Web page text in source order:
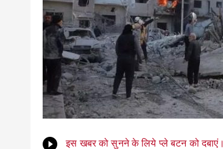
इस खबर को सुनने के लिये प्ले बटन को दबाएं।